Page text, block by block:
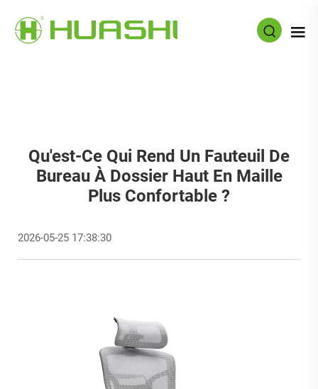
Qu'est-Ce Qui Rend Un Fauteuil De
Bureau À Dossier Haut En Maille
Plus Confortable ?
2026-05-25 17:38:30